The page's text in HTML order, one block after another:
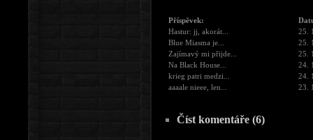
Příspěvek:
Hastur: jj, akorát...
25.
Blue Miasma je...
25.
Zajímavý mi přijde...
25.
Na Black House...
24.
krieg patri medzi...
24.
aaaale nieee, len...
23.
Číst komentáře (6)